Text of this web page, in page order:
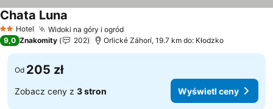
2 Kategoria
Hotel Widoki na góry i ogród
Chata Luna
9,0 Znakomity 202 Orlické Záhorí, 19.7 km do: Kłodzko
Od 205 zł
Zobacz ceny z 3 stron Wyświetl ceny